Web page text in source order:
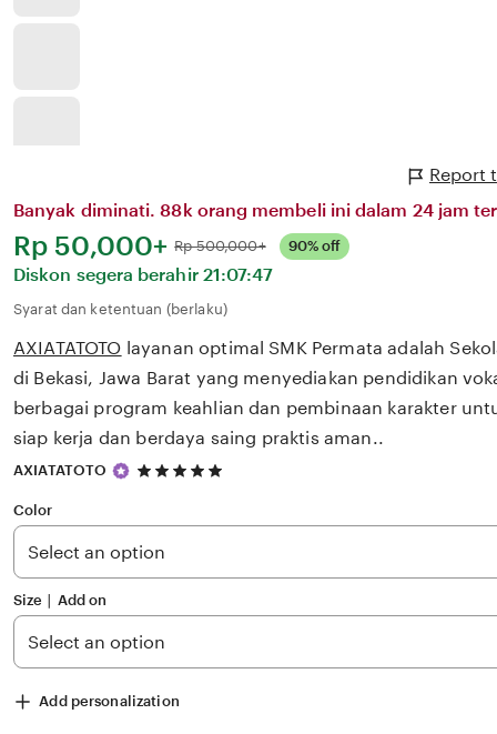
Report
Banyak diminati. 88k orang membeli ini dalam 24 jam
Harga:
Rp 50,000+ Normal:
Rp 500,000+ 90% off
Diskon segera berahir 21:07:47
Syarat dan ketentuan (berlaku)
AXIATATOTO layanan optimal SMK Permata adalah
di Bekasi, Jawa Barat yang menyediakan pendidikan
berbagai program keahlian dan pembinaan karakter
siap kerja dan berdaya saing praktis aman..
AXIATATOTO
5
5
stars
Color
Size ∣ Add on
Add personalization